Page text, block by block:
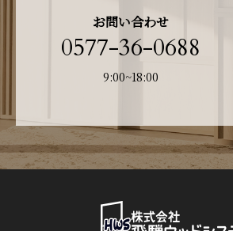
お問い合わせ
0577-36-0688
9:00~18:00